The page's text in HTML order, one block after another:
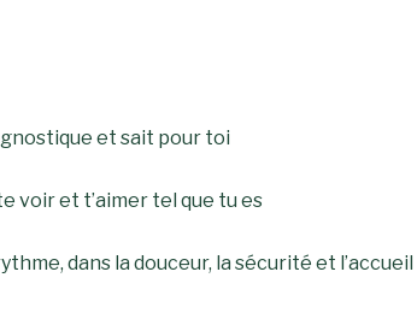
et sait pour toi
voir et t’aimer tel que tu es
dans la douceur, la sécurité et l’accueil